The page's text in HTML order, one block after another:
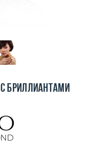
бриллиантами